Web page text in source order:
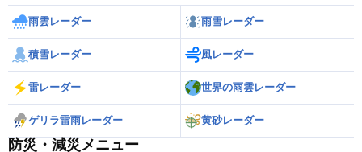
雨雲レーダー 雨雪レーダー
積雪レーダー 風レーダー
雷レーダー 世界の雨雲レーダー
ゲリラ雷雨レーダー 黄砂レーダー
防災・減災メニュー